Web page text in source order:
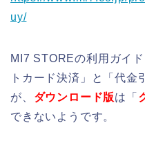
uy/
MI7 STOREの利用ガイ
トカード決済」と「代金
が、 ダウンロード版は「
できないようです。